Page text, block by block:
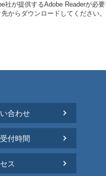
が提供するAdobe Readerが必要
からダウンロードしてください。
合わせ
付時間
ス